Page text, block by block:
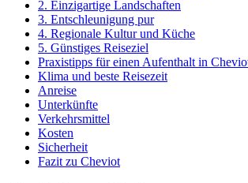
2. Einzigartige Landschaften
3. Entschleunigung pur
4. Regionale Kultur und Küche
5. Günstiges Reiseziel
Praxistipps für einen Aufenthalt in
Klima und beste Reisezeit
Anreise
Unterkünfte
Verkehrsmittel
Kosten
Sicherheit
Fazit zu Cheviot